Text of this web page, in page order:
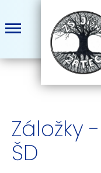
Záložky
ŠD